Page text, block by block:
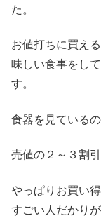
た。
お値打ちに買え
味しい食事をし
す。
食器を見ている
売値の２～３割
やっぱりお買い
すごい人だかりが